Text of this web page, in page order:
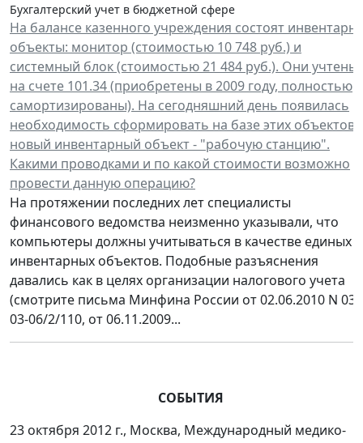
Бухгалтерский учет в бюджетной сфере
На балансе казенного учреждения состоят
объекты: монитор (стоимостью 10 748 руб.) и
системный блок (стоимостью 21 484 руб.). Они учтены
на счете 101.34 (приобретены в 2009 году, полностью
самортизированы). На сегодняшний день появилась
необходимость сформировать на базе этих объектов
новый инвентарный объект - "рабочую станцию".
Какими проводками и по какой стоимости возможно
провести данную операцию?
На протяжении последних лет специалисты
финансового ведомства неизменно указывали, что
компьютеры должны учитываться в качестве единых
инвентарных объектов. Подобные разъяснения
давались как в целях организации налогового учета
(смотрите письма Минфина России от 02.06.2010 N 03-
03-06/2/110, от 06.11.2009...
СОБЫТИЯ
23 октября 2012 г., Москва, Международный медико-